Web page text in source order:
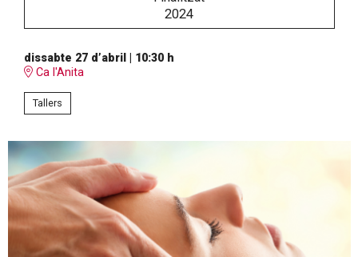
2024
dissabte 27 d’abril
10:30 h
Ca l'Anita
Tallers